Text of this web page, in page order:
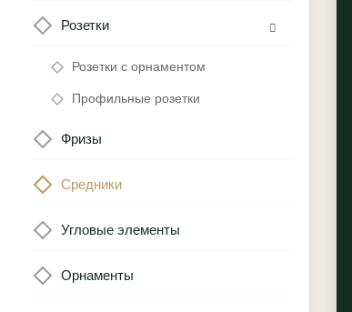
Розетки
Розетки с орнаментом
Профильные розетки
Фризы
Средники
Угловые элементы
Орнаменты